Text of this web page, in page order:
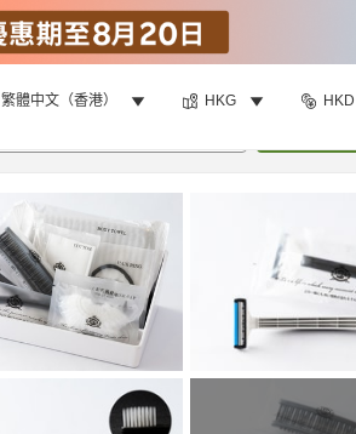
繁體中文（香港） HKG HKD